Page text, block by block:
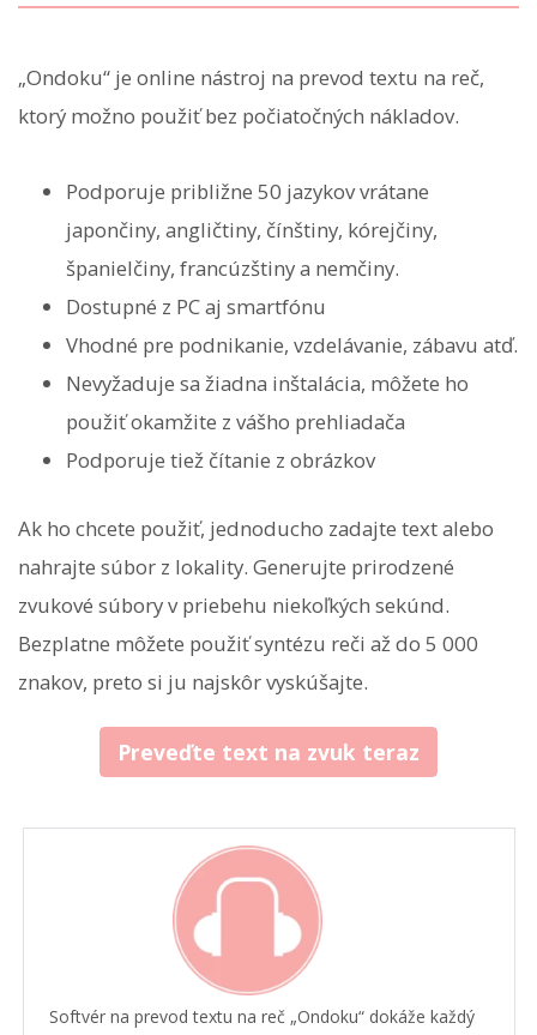
„Ondoku“ je online nástroj na prevod textu na reč,
ktorý možno použiť bez počiatočných nákladov.
Podporuje približne 50 jazykov vrátane
japončiny, angličtiny, čínštiny, kórejčiny,
španielčiny, francúzštiny a nemčiny.
Dostupné z PC aj smartfónu
Vhodné pre podnikanie, vzdelávanie, zábavu atď.
Nevyžaduje sa žiadna inštalácia, môžete ho
použiť okamžite z vášho prehliadača
Podporuje tiež čítanie z obrázkov
Ak ho chcete použiť, jednoducho zadajte text alebo
nahrajte súbor z lokality. Generujte prirodzené
zvukové súbory v priebehu niekoľkých sekúnd.
Bezplatne môžete použiť syntézu reči až do 5 000
znakov, preto si ju najskôr vyskúšajte.
Preveďte text na zvuk teraz
Softvér na prevod textu na reč „Ondoku“ dokáže každý